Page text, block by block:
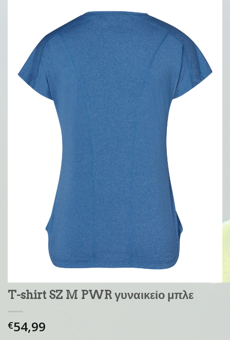
T-shirt SZ M PWR γυναικείο μπλε
€54,99